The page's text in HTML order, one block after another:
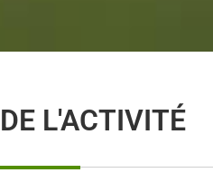
L'ACTIVITÉ